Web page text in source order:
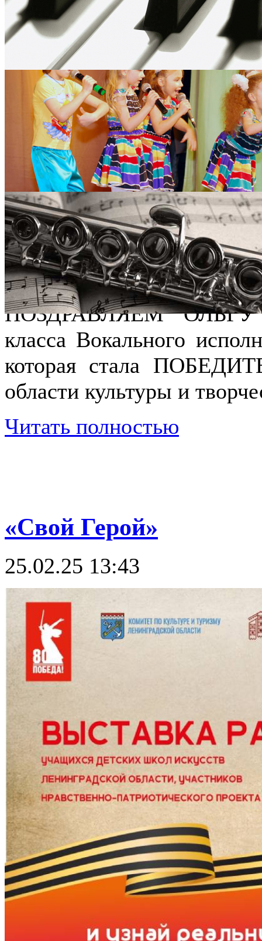
От героев былых
30.04.25 18:43
Поздравляем Ольгу
24.04.25 20:22
ПОЗДРАВЛЯЕМ ОЛЬГУ
класса Вокального
которая стала
области культуры и
Читать полностью
«Свой Герой»
25.02.25 13:43